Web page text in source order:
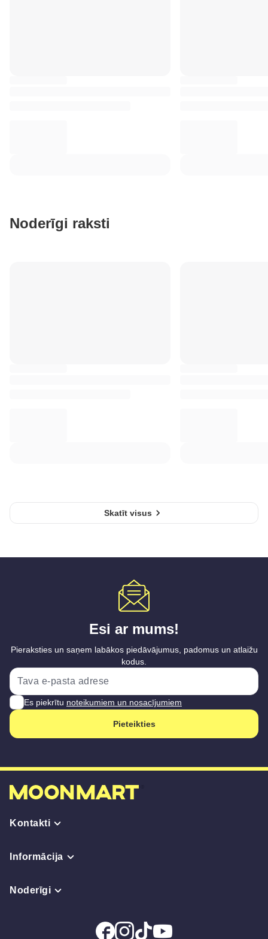
Noderīgi raksti
Skatīt visus
Esi ar mums!
Pieraksties un saņem labākos piedāvājumus, padomus un atlaižu
kodus.
Es piekrītu noteikumiem un nosacījumiem
Pieteikties
Kontakti
Informācija
Noderīgi